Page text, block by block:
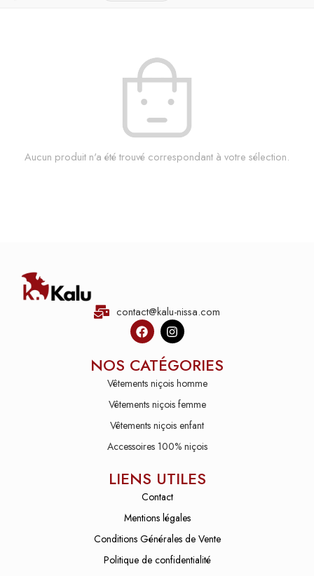
Aucun produit n'a été trouvé correspondant à votre sélection.
contact@kalu-nissa.com
NOS CATÉGORIES
Vêtements niçois homme
Vêtements niçois femme
Vêtements niçois enfant
Accessoires 100% niçois
LIENS UTILES
Contact
Mentions légales
Conditions Générales de Vente
Politique de confidentialité